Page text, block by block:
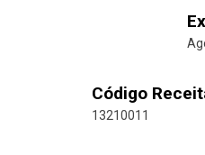
Código
13210011